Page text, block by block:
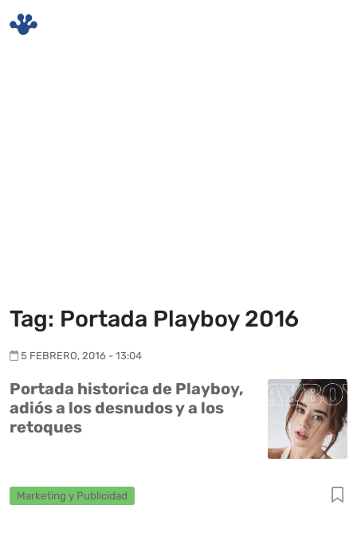
Tag: Portada Playboy 2016
5 FEBRERO, 2016 - 13:04
Portada historica de Playboy,
adiós a los desnudos y a los
retoques
Marketing y Publicidad